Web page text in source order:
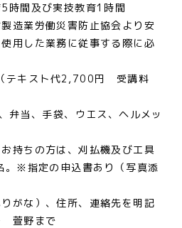
及び実技教育1時間
造業労働災害防止協会より安
用した業務に従事する際に必
キスト代2,700円 受講料
当、手袋、ウエス、ヘルメッ
方は、刈払機及び工具
指定の申込書あり（写真添
な）、住所、連絡先を明記
萱野まで